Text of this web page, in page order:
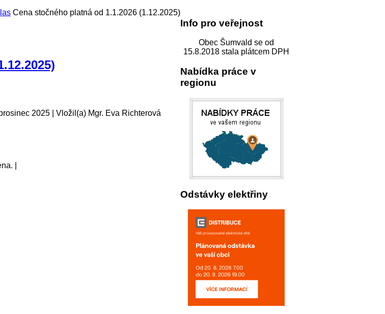
Cena stočného platná od 1.1.2026 (1.12.2025)
2025 | Vložil(a) Mgr. Eva Richterová
Info pro veřejnost
Obec Šumvald se od
15.8.2018 stala plátcem DPH
Nabídka práce v
regionu
Odstávky elektřiny
|